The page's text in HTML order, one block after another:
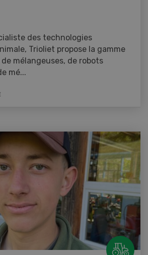
des technologies
Trioliet propose la gamme
mélangeuses, de robots
mé...